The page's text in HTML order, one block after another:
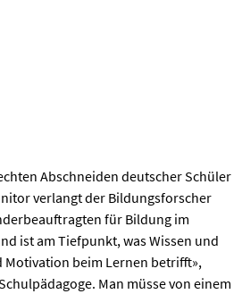
Abschneiden deutscher Schüler
verlangt der Bildungsforscher
für Bildung im
ist am Tiefpunkt, was Wissen und
Motivation beim Lernen betrifft»,
Man müsse von einem